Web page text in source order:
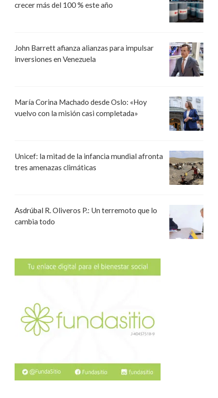
crecer más del 100 % este año
John Barrett afianza alianzas para impulsar
inversiones en Venezuela
María Corina Machado desde Oslo: «Hoy
vuelvo con la misión casi completada»
Unicef: la mitad de la infancia mundial afronta
tres amenazas climáticas
Asdrúbal R. Oliveros P.: Un terremoto que lo
cambia todo